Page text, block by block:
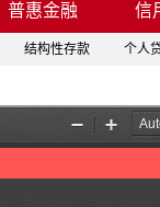
普惠金融 信
结构性存款 个人